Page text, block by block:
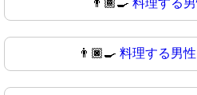
👨🏿‍🍳 料理する男